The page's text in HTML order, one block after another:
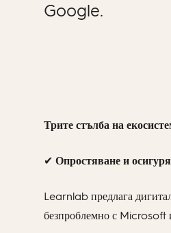
Google.
Трите стълба на
✔ Опростяване и
Learnlab предлага
безпроблемно с Microsoft